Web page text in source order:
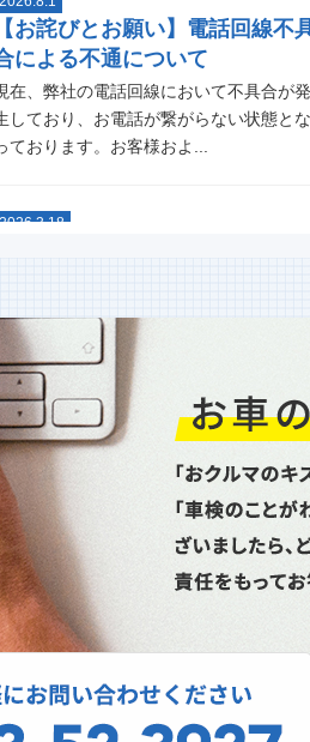
【お詫びとお願い】電話回線不
による不通について
在、弊社の電話回線において不具合が発
しており、お電話が繋がらない状態とな
ております。お客様およ...
2026.3.18
タイヤ性能比較テスト命を預ける重要なタ
ヤ。単なる噂やネット情...
2026.1.6
年あけましておめでとうござ
す
年は格別のお引立てを賜り厚く御礼申し
げます。本年もどうぞよろしくお願い申
上げます。本日より通常...
パネージ（スポット溶接機）
、成功なるか！？